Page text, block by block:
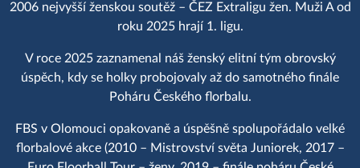
2006 nejvyšší ženskou soutěž – ČEZ Extraligu žen. Muži A od
roku 2025 hrají 1. ligu.
V roce 2025 zaznamenal náš ženský elitní tým obrovský
úspěch, kdy se holky probojovaly až do samotného finále
Poháru Českého florbalu.
FBS v Olomouci opakovaně a úspěšně spolupořádalo velké
florbalové akce (2010 – Mistrovství světa Juniorek, 2017 –